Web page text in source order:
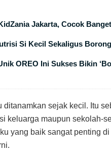
Jakarta, Cocok
Si Kecil Sekaligus
OREO Ini Sukses Bikin
ditanamkan sejak kecil. Itu
keluarga maupun sekolah-
yang baik sangat penting